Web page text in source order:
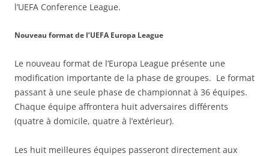
l’UEFA Conference League.
Nouveau format de l’UEFA Europa League
Le nouveau format de l’Europa League présente une
modification importante de la phase de groupes. Le format
passant à une seule phase de championnat à 36 équipes.
Chaque équipe affrontera huit adversaires différents
(quatre à domicile, quatre à l’extérieur).
Les huit meilleures équipes passeront directement aux